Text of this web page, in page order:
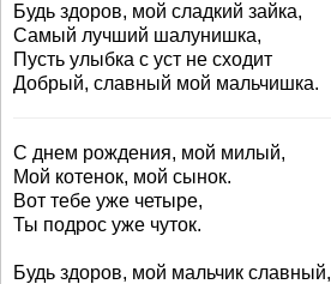
Будь здоров, мой сладкий зайка,
Самый лучший шалунишка,
Пусть улыбка с уст не сходит
Добрый, славный мой мальчишка.
С днем рождения, мой милый,
Мой котенок, мой сынок.
Вот тебе уже четыре,
Ты подрос уже чуток.
Будь здоров, мой мальчик славный,